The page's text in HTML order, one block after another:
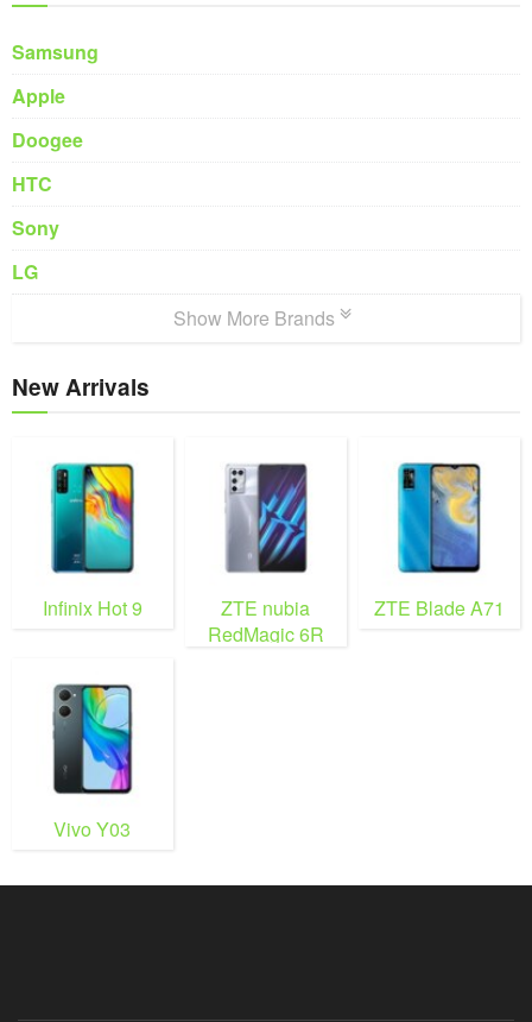
Samsung
Apple
Doogee
HTC
Sony
LG
Show More Brands
New Arrivals
Infinix Hot 9
ZTE nubia
RedMagic 6R
ZTE Blade A71
Vivo Y03